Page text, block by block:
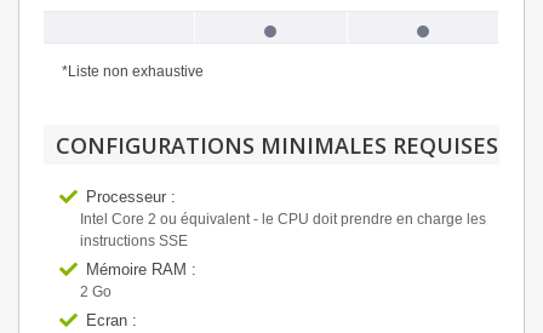
*Liste non exhaustive
CONFIGURATIONS MINIMALES REQUISES
Processeur :
Intel Core 2 ou équivalent - le CPU doit prendre en charge les
instructions SSE
Mémoire RAM :
2 Go
Ecran :